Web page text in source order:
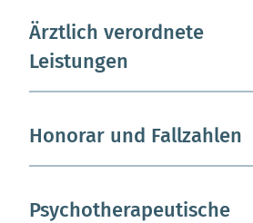
Ärztlich verordnete
Leistungen
Honorar und Fallzahlen
Psychotherapeutische